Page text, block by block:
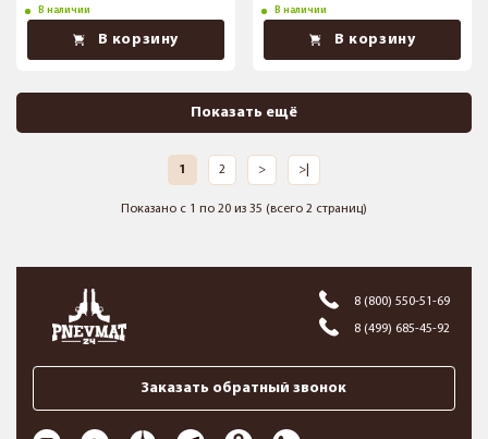
В наличии
В корзину
В наличии
В корзину
Показать ещё
1 2 > >|
Показано с 1 по 20 из 35 (всего 2 страниц)
8 (800) 550-51-69
8 (499) 685-45-92
Заказать обратный звонок